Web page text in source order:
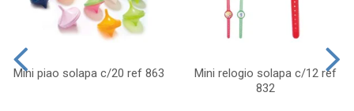
Mini piao solapa c/20 ref 863
Mini relogio solapa c/12 ref
832